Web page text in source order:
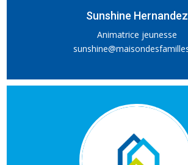
Sunshine Hernandez
Animatrice jeunesse